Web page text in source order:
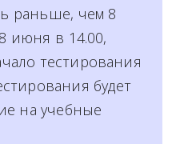
раньше, чем 8
июня в 14.00,
тестирования
будет
на учебные